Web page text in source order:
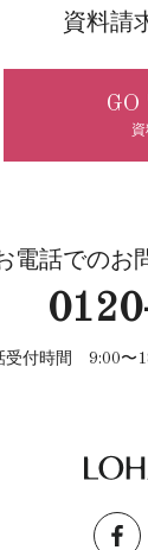
資料請
GO
電話でのお
受付時間 9:00〜